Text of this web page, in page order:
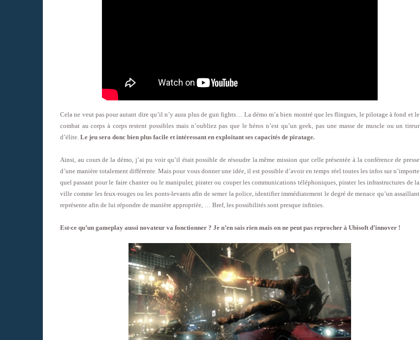
Cela ne veut pas pour autant dire qu’il n’y aura plus de gun fights… La démo m’a bien montré que les flingues, le pilotage à fond et le
combat au corps à corps restent possibles mais n’oubliez pas que le héros n’est qu’un geek, pas une masse de muscle ou un tireur
d’élite. Le jeu sera donc bien plus facile et intéressant en exploitant ses capacités de piratage.
Ainsi, au cours de la démo, j’ai pu voir qu’il était possible de résoudre la même mission que celle présentée à la conférence de presse
d’une manière totalement différente. Mais pour vous donner une idée, il est possible d’avoir en temps réel toutes les infos sur n’importe
quel passant pour le faire chanter ou le manipuler, pirater ou couper les communications téléphoniques, pirater les infrastructures de la
ville comme les feux-rouges ou les ponts-levants afin de semer la police, identifier immédiatement le degré de menace qu’un assaillant
représente afin de lui répondre de manière appropriée, … Bref, les possibilités sont presque infinies.
Est-ce qu’un gameplay aussi novateur va fonctionner ? Je n’en sais rien mais on ne peut pas reprocher à Ubisoft d’innover !